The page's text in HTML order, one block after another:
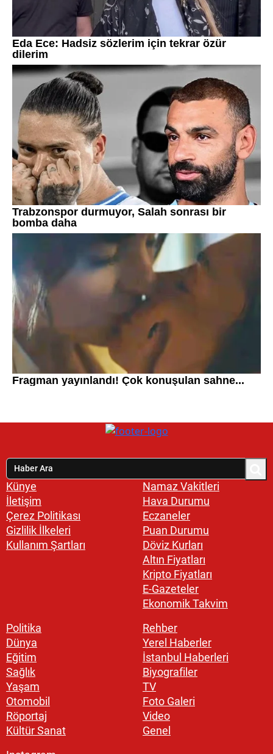
Künye
İletişim
Çerez Politikası
Gizlilik İlkeleri
Kullanım Şartları
Namaz Vakitleri
Hava Durumu
Eczaneler
Puan Durumu
Döviz Kurları
Altın Fiyatları
Kripto Fiyatları
E-Gazeteler
Ekonomik Takvim
Politika
Dünya
Eğitim
Sağlık
Yaşam
Otomobil
Röportaj
Kültür Sanat
Rehber
Yerel Haberler
İstanbul Haberleri
Biyografiler
TV
Foto Galeri
Video
Genel